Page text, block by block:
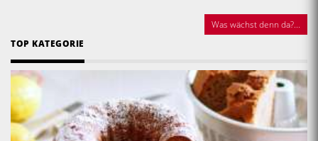
Was wächst denn da?...
TOP KATEGORIE